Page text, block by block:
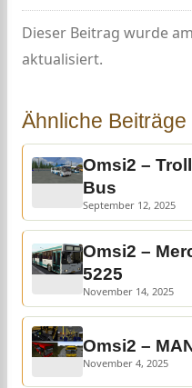
Dieser Beitrag wurde
aktualisiert.
Ähnliche Beiträge
Omsi2 –
Bus
September 12, 2025
Omsi2 –
5225
November 14, 2025
Omsi2 –
November 4, 2025